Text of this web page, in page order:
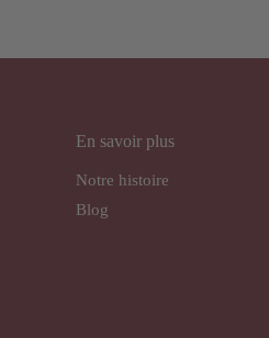
En savoir plus
Notre histoire
Blog